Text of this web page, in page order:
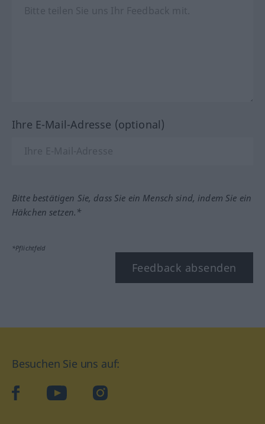
Ihre E-Mail-Adresse (optional)
Bitte bestätigen Sie, dass Sie ein Mensch sind, indem Sie ein
Häkchen setzen.*
*Pflichtfeld
Feedback absenden
Besuchen Sie uns auf:
facebookYouTube Instagram